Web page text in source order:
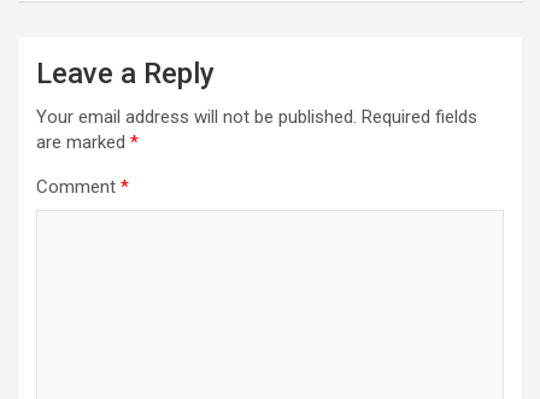
Leave a Reply
Your email address will not be published. Required fields
are marked *
Comment *